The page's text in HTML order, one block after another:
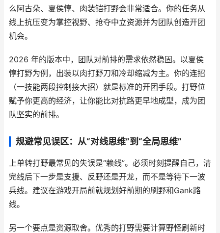
么阿古朵、夏侯惇、肉装铠打野会非常适合。你的任务从
线上抗压变为掌控视野、抢夺中立资源并为团队创造开团
机会。
2026 年的版本中，团队对前排的需求依然稳固。以夏侯
惇打野为例，出装以肉打野刀和冷却缩减为主。你的连招
（一技能两段控制接大招）就是标准的开团手段。打野位
赋予你更高的经济，让你能比对抗路更早地成型，成为团
队坚实的前排。
规避常见误区：从“对线思维”到“全局思维”
上单转打野最常见的失误是“赖线”。必须时刻提醒自己，清
完线后下一步是支援、反野还是开龙，而不是等待下一波
兵线。建议在游戏开局前就规划好前期的刷野和Gank路
线。
另一个要点是资源取舍。优秀的打野需要计算野怪刷新时